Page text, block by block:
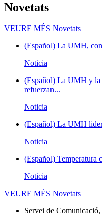
Novetats
VEURE MÉS Novetats
(Español) La UMH,
Noticia
(Español) La UMH y la
refuerzan...
Noticia
(Español) La UMH
Noticia
(Español) Temperatura
Noticia
VEURE MÉS Novetats
Servei de